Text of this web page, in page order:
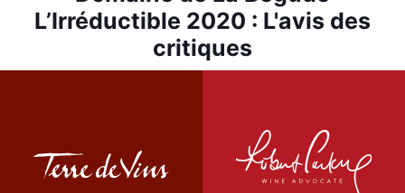
L’Irréductible 2020 : L'avis des
critiques